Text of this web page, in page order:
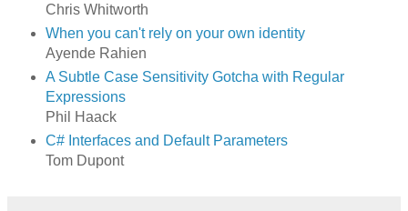
Chris Whitworth
When you can't rely on your own identity
Ayende Rahien
A Subtle Case Sensitivity Gotcha with Regular
Expressions
Phil Haack
C# Interfaces and Default Parameters
Tom Dupont